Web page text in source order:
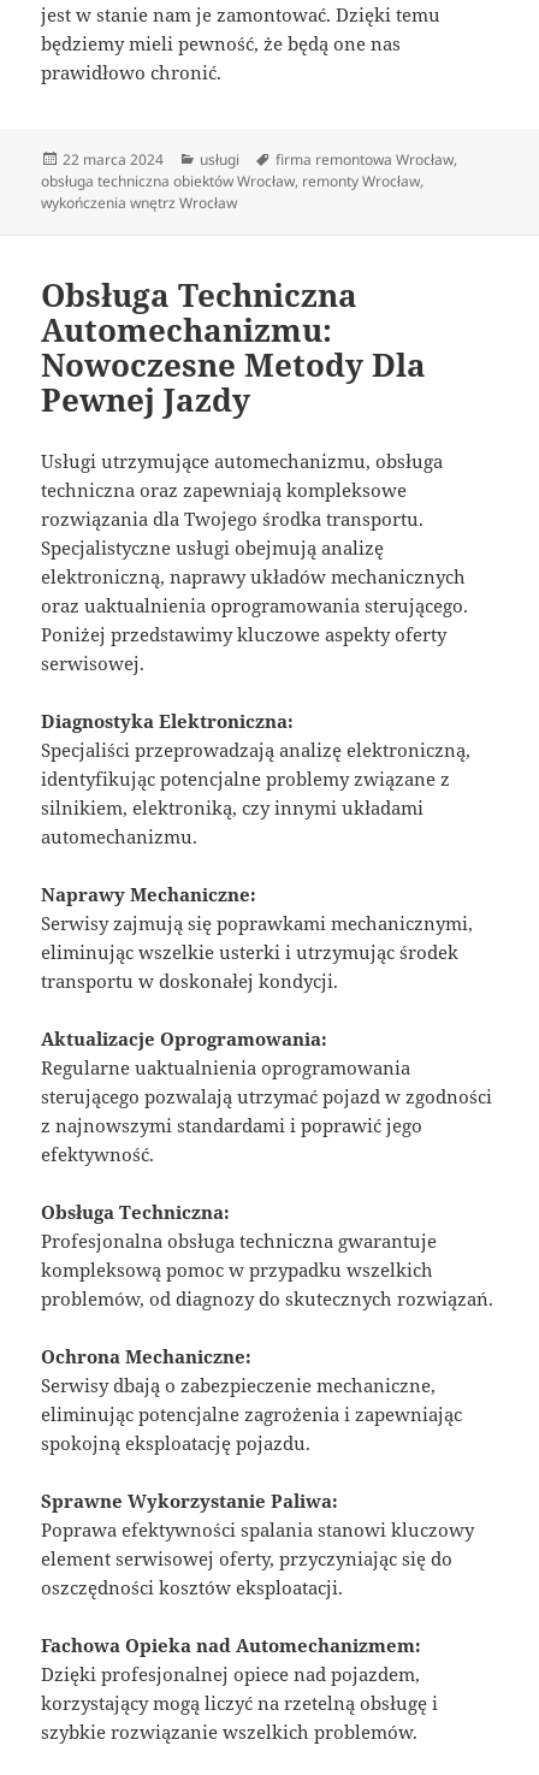
jest w stanie nam je zamontować. Dzięki temu
będziemy mieli pewność, że będą one nas
prawidłowo chronić.
Data
publikacji
22 marca 2024 Kategorie
usługi Tagi
firma remontowa Wrocław,
obsługa techniczna obiektów Wrocław, remonty Wrocław,
wykończenia wnętrz Wrocław
Obsługa Techniczna
Automechanizmu:
Nowoczesne Metody Dla
Pewnej Jazdy
Usługi utrzymujące automechanizmu, obsługa
techniczna oraz zapewniają kompleksowe
rozwiązania dla Twojego środka transportu.
Specjalistyczne usługi obejmują analizę
elektroniczną, naprawy układów mechanicznych
oraz uaktualnienia oprogramowania sterującego.
Poniżej przedstawimy kluczowe aspekty oferty
serwisowej.
Diagnostyka Elektroniczna:
Specjaliści przeprowadzają analizę elektroniczną,
identyfikując potencjalne problemy związane z
silnikiem, elektroniką, czy innymi układami
automechanizmu.
Naprawy Mechaniczne:
Serwisy zajmują się poprawkami mechanicznymi,
eliminując wszelkie usterki i utrzymując środek
transportu w doskonałej kondycji.
Aktualizacje Oprogramowania:
Regularne uaktualnienia oprogramowania
sterującego pozwalają utrzymać pojazd w zgodności
z najnowszymi standardami i poprawić jego
efektywność.
Obsługa Techniczna:
Profesjonalna obsługa techniczna gwarantuje
kompleksową pomoc w przypadku wszelkich
problemów, od diagnozy do skutecznych rozwiązań.
Ochrona Mechaniczne:
Serwisy dbają o zabezpieczenie mechaniczne,
eliminując potencjalne zagrożenia i zapewniając
spokojną eksploatację pojazdu.
Sprawne Wykorzystanie Paliwa:
Poprawa efektywności spalania stanowi kluczowy
element serwisowej oferty, przyczyniając się do
oszczędności kosztów eksploatacji.
Fachowa Opieka nad Automechanizmem:
Dzięki profesjonalnej opiece nad pojazdem,
korzystający mogą liczyć na rzetelną obsługę i
szybkie rozwiązanie wszelkich problemów.